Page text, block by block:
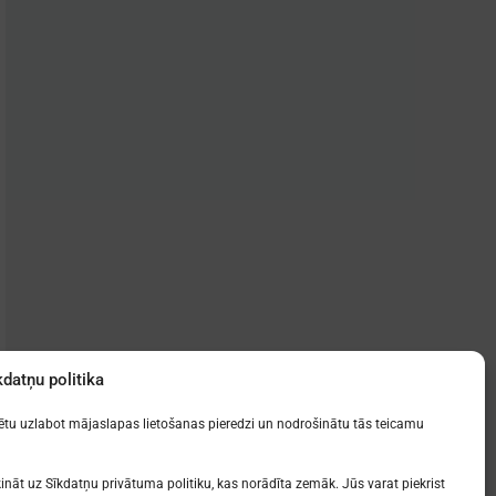
politika
uzlabot mājaslapas lietošanas pieredzi un nodrošinātu tās teicamu
uz Sīkdatņu privātuma politiku, kas norādīta zemāk. Jūs varat piekrist